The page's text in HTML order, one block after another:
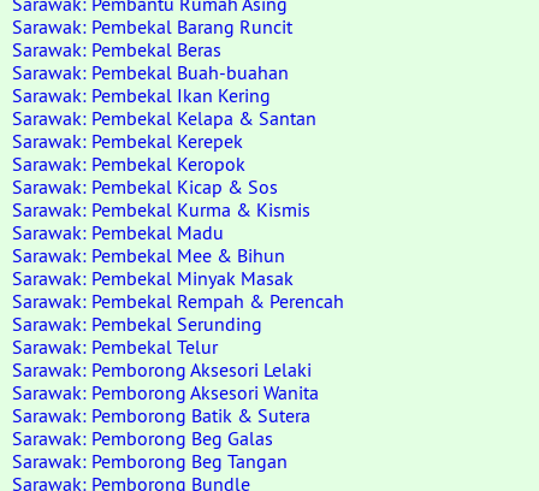
Sarawak: Pembekal Barang Runcit
Sarawak: Pembekal Beras
Sarawak: Pembekal Buah-buahan
Sarawak: Pembekal Ikan Kering
Sarawak: Pembekal Kelapa & Santan
Sarawak: Pembekal Kerepek
Sarawak: Pembekal Keropok
Sarawak: Pembekal Kicap & Sos
Sarawak: Pembekal Kurma & Kismis
Sarawak: Pembekal Madu
Sarawak: Pembekal Mee & Bihun
Sarawak: Pembekal Minyak Masak
Sarawak: Pembekal Rempah & Perencah
Sarawak: Pembekal Serunding
Sarawak: Pembekal Telur
Sarawak: Pemborong Aksesori Lelaki
Sarawak: Pemborong Aksesori Wanita
Sarawak: Pemborong Batik & Sutera
Sarawak: Pemborong Beg Galas
Sarawak: Pemborong Beg Tangan
Sarawak: Pemborong Bundle